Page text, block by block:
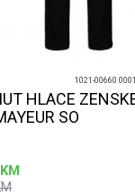
1021-00660 0001
HLACE
SO
KM